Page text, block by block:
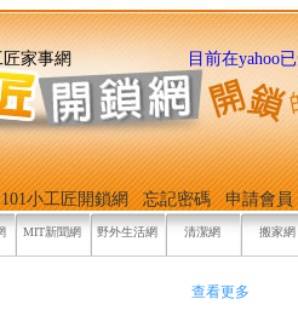
步-小工匠家事網 目前在yahoo
小工匠開鎖網 忘記密碼 申請會員
MIT新聞網 野外生活網 清潔網 搬家網
查看更多